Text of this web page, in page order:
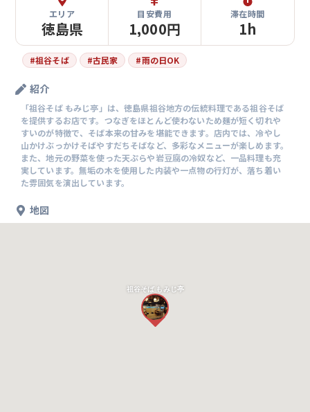
エリア
徳島県
目安費用
1,000円
滞在時間
1h
#祖谷そば #古民家 #雨の日OK
紹介
「祖谷そば もみじ亭」は、徳島県祖谷地方の伝統料理である祖谷そば
を提供するお店です。つなぎをほとんど使わないため麺が短く切れや
すいのが特徴で、そば本来の甘みを堪能できます。店内では、冷やし
山かけぶっかけそばやすだちそばなど、多彩なメニューが楽しめます。
また、地元の野菜を使った天ぷらや岩豆腐の冷奴など、一品料理も充
実しています。無垢の木を使用した内装や一点物の行灯が、落ち着い
た雰囲気を演出しています。
地図
祖谷そば もみじ亭